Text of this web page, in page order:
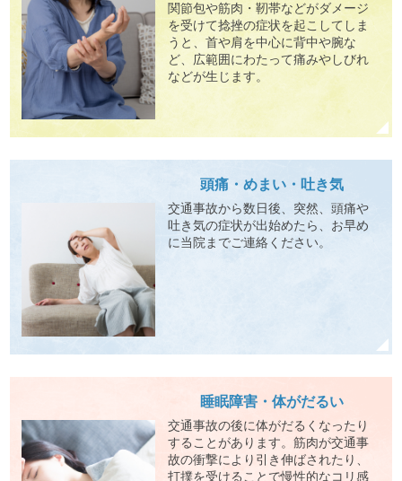
関節包や筋肉・靭帯などがダメージ
を受けて捻挫の症状を起こしてしま
うと、首や肩を中心に背中や腕な
ど、広範囲にわたって痛みやしびれ
などが生じます。
頭痛・めまい・吐き気
交通事故から数日後、突然、頭痛や
吐き気の症状が出始めたら、お早め
に当院までご連絡ください。
睡眠障害・体がだるい
交通事故の後に体がだるくなったり
することがあります。筋肉が交通事
故の衝撃により引き伸ばされたり、
打撲を受けることで慢性的なコリ感